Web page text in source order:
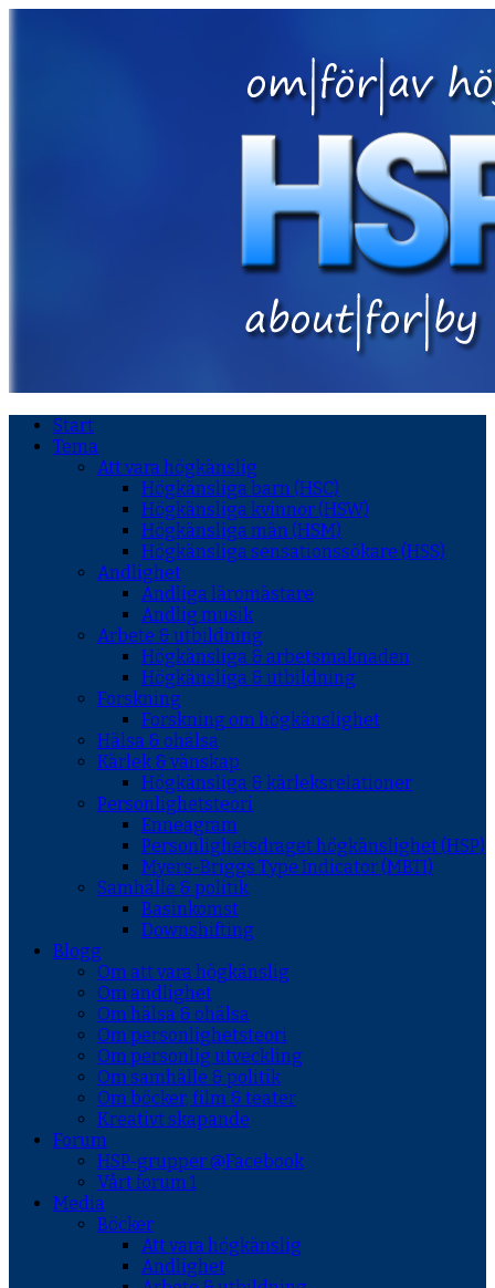
Start
Tema
Att vara högkänslig
Högkänsliga barn (HSC)
Högkänsliga kvinnor (HSW)
Högkänsliga män (HSM)
Högkänsliga sensationssökare (HSS)
Andlighet
Andliga läromästare
Andlig musik
Arbete & utbildning
Högkänsliga & arbetsmaknaden
Högkänsliga & utbildning
Forskning
Forskning om högkänslighet
Hälsa & ohälsa
Kärlek & vänskap
Högkänsliga & kärleksrelationer
Personlighetsteori
Enneagram
Personlighetsdraget högkänslighet (HSP)
Myers-Briggs Type Indicator (MBTI)
Samhälle & politik
Basinkomst
Downshifting
Blogg
Om att vara högkänslig
Om andlighet
Om hälsa & ohälsa
Om personlighetsteori
Om personlig utveckling
Om samhälle & politik
Om böcker, film & teater
Kreativt skapande
Forum
HSP-grupper @Facebook
Vårt forum 1
Media
Böcker
Att vara högkänslig
Andlighet